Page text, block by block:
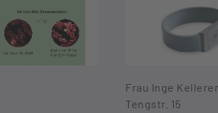
Frau Inge Kellerer
Tengstr. 15